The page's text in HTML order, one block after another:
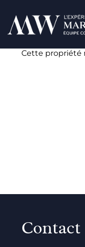
Cette propriété
Contact